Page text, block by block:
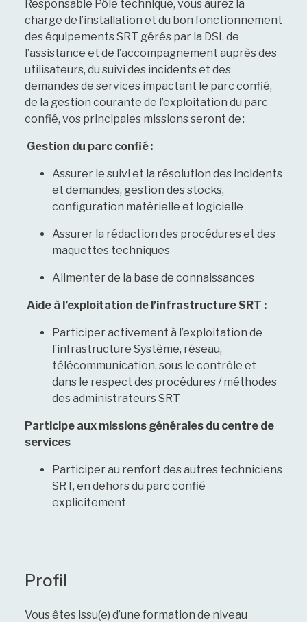
Responsable Pôle technique, vous aurez la
charge de l’installation et du bon fonctionnement
des équipements SRT gérés par la DSI, de
l’assistance et de l’accompagnement auprès des
utilisateurs, du suivi des incidents et des
demandes de services impactant le parc confié,
de la gestion courante de l’exploitation du parc
confié, vos principales missions seront de :
Gestion du parc confié :
Assurer le suivi et la résolution des incidents
et demandes, gestion des stocks,
configuration matérielle et logicielle
Assurer la rédaction des procédures et des
maquettes techniques
Alimenter de la base de connaissances
Aide à l’exploitation de l’infrastructure SRT :
Participer activement à l’exploitation de
l’infrastructure Système, réseau,
télécommunication, sous le contrôle et
dans le respect des procédures / méthodes
des administrateurs SRT
Participe aux missions générales du centre de
services
Participer au renfort des autres techniciens
SRT, en dehors du parc confié
explicitement
Profil
Vous êtes issu(e) d’une formation de niveau